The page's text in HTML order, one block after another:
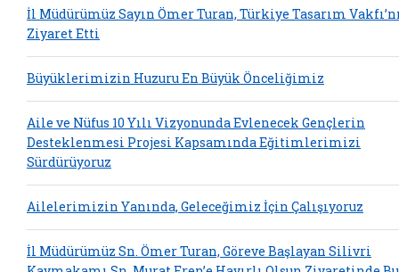
İl Müdürümüz Sayın Ömer Turan, Türkiye Tasarım
Ziyaret Etti
Büyüklerimizin Huzuru En Büyük Önceliğimiz
Aile ve Nüfus 10 Yılı Vizyonunda Evlenecek Gençlerin
Desteklenmesi Projesi Kapsamında Eğitimlerimizi
Sürdürüyoruz
Ailelerimizin Yanında, Geleceğimiz İçin Çalışıyoruz
İl Müdürümüz Sn. Ömer Turan, Göreve Başlayan Silivri